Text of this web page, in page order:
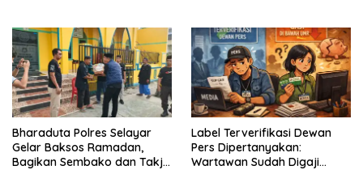
Bharaduta Polres Selayar
Gelar Baksos Ramadan,
Bagikan Sembako dan Takjil
Label Terverifikasi Dewan
Pers Dipertanyakan:
Wartawan Sudah Digaji